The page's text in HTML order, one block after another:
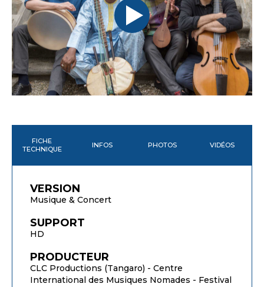
FICHE
TECHNIQUE
INFOS PHOTOS VIDÉOS
VERSION
Musique & Concert
SUPPORT
HD
PRODUCTEUR
CLC Productions (Tangaro) - Centre
International des Musiques Nomades - Festival